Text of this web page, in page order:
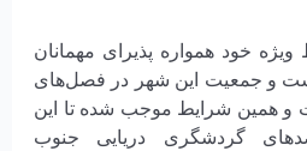
خود همواره پذیرای مهمانان
و جمعیت این شهر در فصل‌های
همین شرایط موجب شده تا این
گردشگری دریایی جنوب